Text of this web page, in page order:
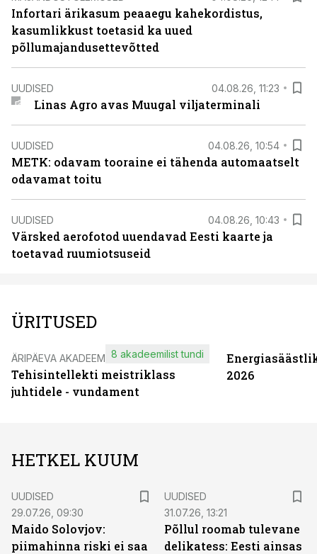
Infortari ärikasum peaaegu kahekordistus,
kasumlikkust toetasid ka uued
põllumajandusettevõtted
UUDISED 04.08.26, 11:23
Linas Agro avas Muugal viljaterminali
UUDISED 04.08.26, 10:54
METK: odavam tooraine ei tähenda automaatselt
odavamat toitu
UUDISED 04.08.26, 10:43
Värsked aerofotod uuendavad Eesti kaarte ja
toetavad ruumiotsuseid
ÜRITUSED
ÄRIPÄEVA AKADEEMIA
Tehisintellekti meistriklass
juhtidele - vundament
8 akadeemilist tundi
2026
HETKEL KUUM
UUDISED
29.07.26, 09:30
Maido Solovjov:
piimahinna riski ei saa
UUDISED
31.07.26, 13:21
Põllul roomab tulevane
delikatess: Eesti ainsas